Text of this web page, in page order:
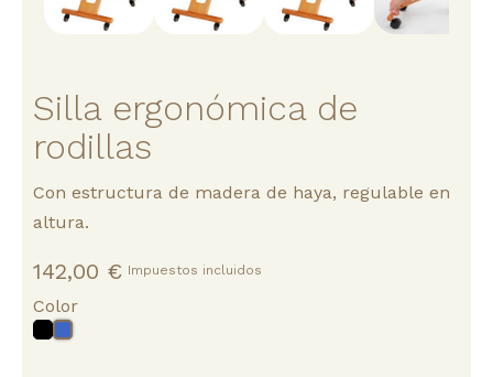
Silla ergonómica de
rodillas
Con estructura de madera de haya, regulable en
altura.
142,00 € Impuestos incluidos
Color
Negra
Azul